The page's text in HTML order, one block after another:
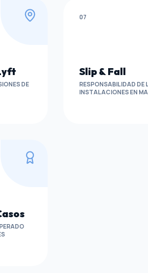
DE
07
Slip & Fall
RESPONSABILIDAD DE
INSTALACIONES EN